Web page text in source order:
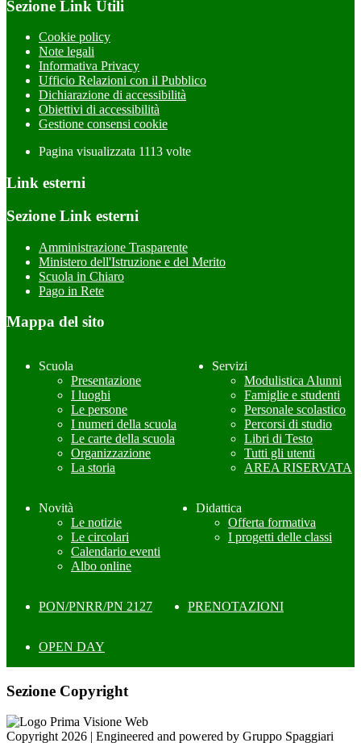
Sezione Link Utili
Cookie policy
Note legali
Informativa Privacy
Ufficio Relazioni con il Pubblico
Dichiarazione di accessibilità
Obiettivi di accessibilità
Gestione consensi cookie
Pagina visualizzata 1113 volte
Link esterni
Sezione Link esterni
Amministrazione Trasparente
Ministero dell'Istruzione e del Merito
Scuola in Chiaro
Pago in Rete
Mappa del sito
Scuola
Presentazione
I luoghi
Le persone
I numeri della scuola
Le carte della scuola
Organizzazione
La storia
Servizi
Modulistica Alunni
Famiglie e studenti
Personale scolastico
Percorsi di studio
Libri di Testo
Tutti gli utenti
AREA RISERVATA
Novità
Le notizie
Le circolari
Calendario eventi
Albo online
Didattica
Offerta formativa
I progetti delle classi
PON/PNRR/PN 2127 PRENOTAZIONI
OPEN DAY
Sezione Copyright
Copyright 2026 | Engineered and powered by Gruppo Spaggiari